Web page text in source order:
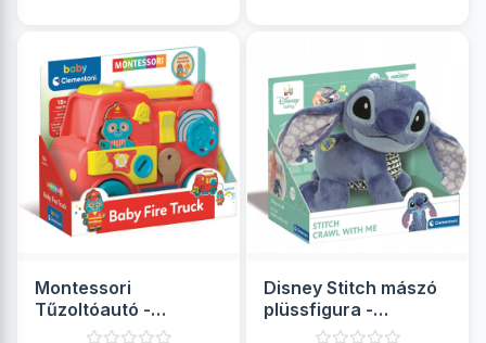
Montessori
Tűzoltóautó -
Clementoni baby
Disney Stitch mászó
plüssfigura -
Clementoni